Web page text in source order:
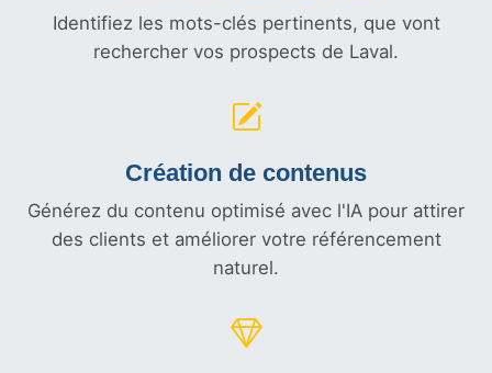
Identifiez les mots-clés pertinents, que vont
rechercher vos prospects de Laval.
Création de contenus
Générez du contenu optimisé avec l'IA pour attirer
des clients et améliorer votre référencement
naturel.